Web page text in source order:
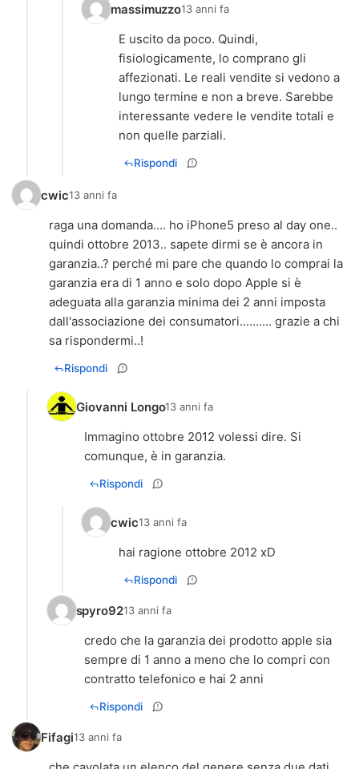
massimuzzo13 anni fa
E uscito da poco. Quindi,
fisiologicamente, lo comprano gli
affezionati. Le reali vendite si vedono a
lungo termine e non a breve. Sarebbe
interessante vedere le vendite totali e
non quelle parziali.
Rispondi
cwic13 anni fa
raga una domanda.... ho iPhone5 preso al day one..
quindi ottobre 2013.. sapete dirmi se è ancora in
garanzia..? perché mi pare che quando lo comprai la
garanzia era di 1 anno e solo dopo Apple si è
adeguata alla garanzia minima dei 2 anni imposta
dall'associazione dei consumatori.......... grazie a chi
sa rispondermi..!
Rispondi
Giovanni Longo13 anni fa
Immagino ottobre 2012 volessi dire. Si
comunque, è in garanzia.
Rispondi
cwic13 anni fa
hai ragione ottobre 2012 xD
Rispondi
spyro9213 anni fa
credo che la garanzia dei prodotto apple sia
sempre di 1 anno a meno che lo compri con
contratto telefonico e hai 2 anni
Rispondi
Fifagi13 anni fa